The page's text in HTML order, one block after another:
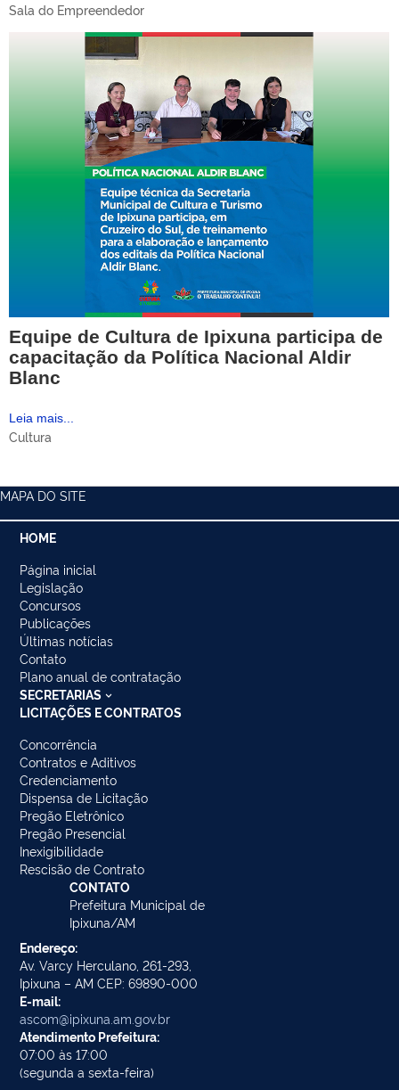
Sala do Empreendedor
Equipe de Cultura de Ipixuna participa de
capacitação da Política Nacional Aldir
Blanc
Leia mais...
Cultura
MAPA DO SITE
HOME
Página inicial
Legislação
Concursos
Publicações
Últimas notícias
Contato
Plano anual de contratação
SECRETARIAS
LICITAÇÕES E CONTRATOS
Concorrência
Contratos e Aditivos
Credenciamento
Dispensa de Licitação
Pregão Eletrônico
Pregão Presencial
Inexigibilidade
Rescisão de Contrato
CONTATO
Prefeitura Municipal de
Ipixuna/AM
Endereço:
Av. Varcy Herculano, 261-293,
Ipixuna – AM CEP: 69890-000
E-mail:
ascom@ipixuna.am.gov.br
Atendimento Prefeitura:
07:00 às 17:00
(segunda a sexta-feira)